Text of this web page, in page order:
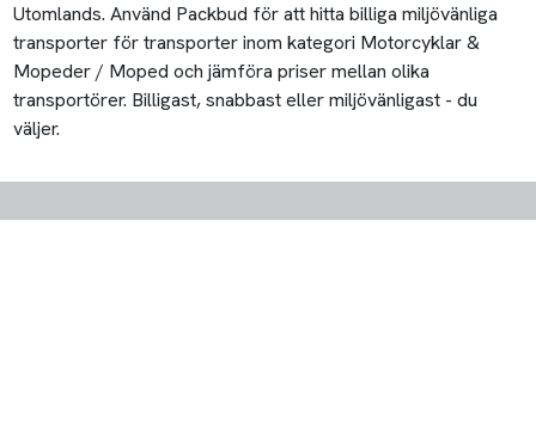
Utomlands. Använd Packbud för att hitta billiga miljövänliga
transporter för transporter inom kategori Motorcyklar &
Mopeder / Moped och jämföra priser mellan olika
transportörer. Billigast, snabbast eller miljövänligast - du
väljer.